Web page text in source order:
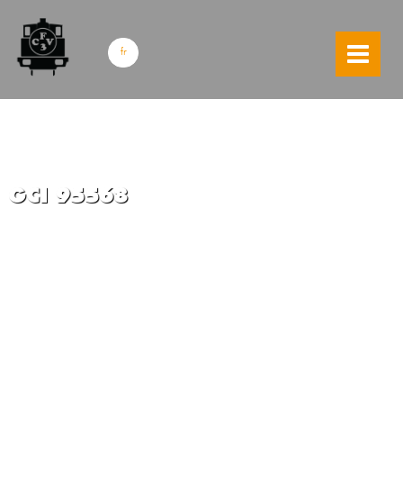
skip to content
fr
GCI 95568